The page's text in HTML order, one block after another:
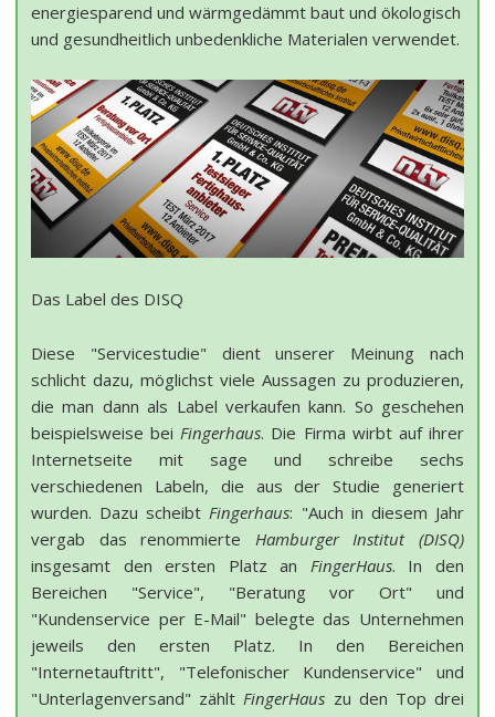
energiesparend und wärmgedämmt baut und ökologisch
und gesundheitlich unbedenkliche Materialen verwendet.
Das Label des DISQ
Diese "Servicestudie" dient unserer Meinung nach
schlicht dazu, möglichst viele Aussagen zu produzieren,
die man dann als Label verkaufen kann. So geschehen
beispielsweise bei Fingerhaus. Die Firma wirbt auf ihrer
Internetseite mit sage und schreibe sechs
verschiedenen Labeln, die aus der Studie generiert
wurden. Dazu scheibt Fingerhaus: "Auch in diesem Jahr
vergab das renommierte Hamburger Institut (DISQ)
insgesamt den ersten Platz an FingerHaus. In den
Bereichen "Service", "Beratung vor Ort" und
"Kundenservice per E-Mail" belegte das Unternehmen
jeweils den ersten Platz. In den Bereichen
"Internetauftritt", "Telefonischer Kundenservice" und
"Unterlagenversand" zählt FingerHaus zu den Top drei